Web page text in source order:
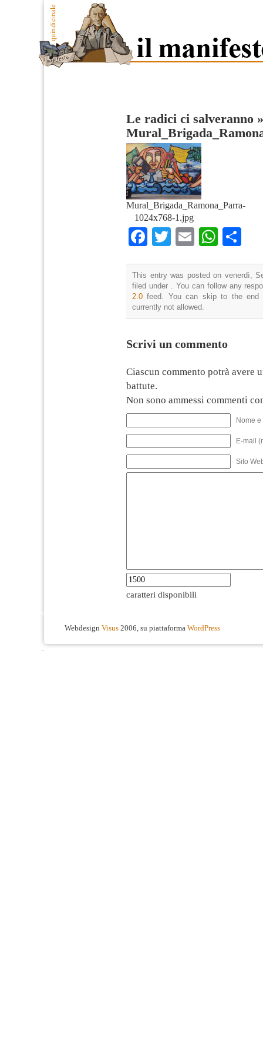
Le radici ci salveranno »
Mural_Brigada_Ramona_Parra-
1024x768-1.jpg
Facebook
TwitterEmail
This entry was posted on venerdì,
filed under . You can follow any
2.0 feed. You can skip to the end
currently not allowed.
Scrivi un commento
Ciascun commento potrà avere
battute.
Non sono ammessi commenti
Nome
E-mail
Sito
caratteri disponibili
Webdesign Visus 2006, su piattaforma WordPress